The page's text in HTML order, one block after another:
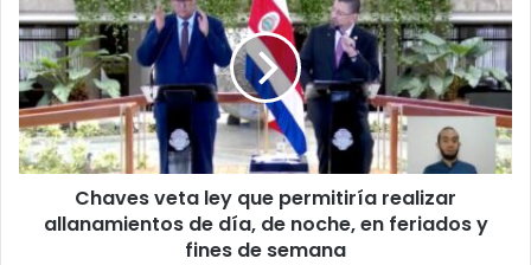
ley
que
permitiría
realizar
allanamientos
de
día,
noche,
Chaves veta ley que permitiría realizar
allanamientos de día, de noche, en feriados y
fines de semana